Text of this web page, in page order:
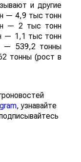
и другие
— 4,9 тыс тонн
— 2 тыс тонн
— 1,1 тыс тонн
— 539,2 тонны
тонны (рост в
, узнавайте